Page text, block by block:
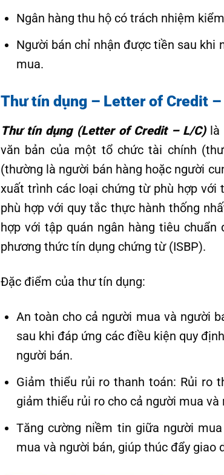
Ngân hàng thu hộ có trách nhiệm
Người bán chỉ nhận được tiền sau khi
mua.
Thư tín dụng – Letter of Credit –
Thư tín dụng (Letter of Credit – L/C)là
văn bản của một tổ chức tài chính
(thường là người bán hàng hoặc người
xuất trình các loại chứng từ phù hợp với
phù hợp với quy tắc thực hành thống
hợp với tập quán ngân hàng tiêu
phương thức tín dụng chứng từ (ISBP).
Đặc điểm của thư tín dụng:
An toàn cho cả người mua và người
sau khi đáp ứng các điều kiện quy
người bán.
Giảm thiểu rủi ro thanh toán: Rủi ro
giảm thiểu rủi ro cho cả người mua và
Tăng cường niềm tin giữa người
mua và người bán, giúp thúc đẩy giao